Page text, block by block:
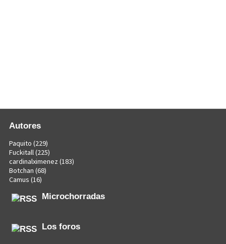
Autores
Paquito (229)
Fuckitall(225)
cardinalximenez (183)
Botchan (68)
Camus (16)
Microchorradas
Los foros